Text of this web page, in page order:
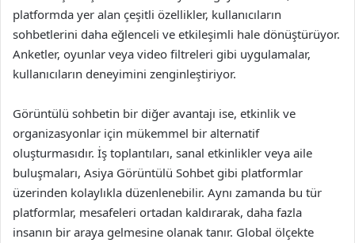
platformda yer alan çeşitli özellikler, kullanıcıların
sohbetlerini daha eğlenceli ve etkileşimli hale dönüştürüyor.
Anketler, oyunlar veya video filtreleri gibi uygulamalar,
kullanıcıların deneyimini zenginleştiriyor.
Görüntülü sohbetin bir diğer avantajı ise, etkinlik ve
organizasyonlar için mükemmel bir alternatif
oluşturmasıdır. İş toplantıları, sanal etkinlikler veya aile
buluşmaları, Asiya Görüntülü Sohbet gibi platformlar
üzerinden kolaylıkla düzenlenebilir. Aynı zamanda bu tür
platformlar, mesafeleri ortadan kaldırarak, daha fazla
insanın bir araya gelmesine olanak tanır. Global ölçekte